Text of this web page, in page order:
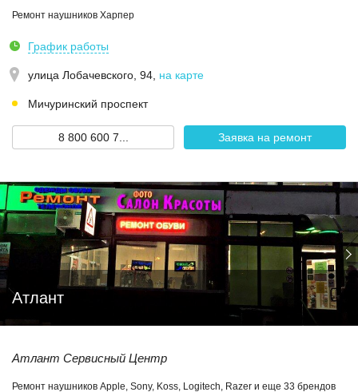
Ремонт наушников Харпер
График работы
улица Лобачевского, 94 на карте
Мичуринский проспект
8 800 600 7... Заявка на ремонт
Атлант
Атлант Сервисный Центр
Ремонт наушников Apple, Sony, Koss, Logitech, Razer и еще 33 брендов